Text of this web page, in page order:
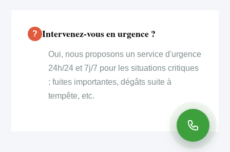
Intervenez-vous en urgence ?
Oui, nous proposons un service d'urgence
24h/24 et 7j/7 pour les situations critiques
: fuites importantes, dégâts suite à
tempête, etc.